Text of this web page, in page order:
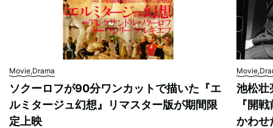
Movie,Drama
ソクーロフが90分ワンカットで描いた『エ
ルミタージュ幻想』リマスター版が期間限
定上映
池松壮
『開
かわせ